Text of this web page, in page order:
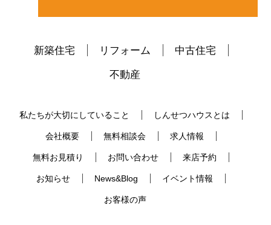
新築住宅 リフォーム
中古住宅
不動産
私たちが大切にしていること しんせつハウスとは
会社概要 無料相談会 求人情報
無料お見積り お問い合わせ 来店予約
お知らせ News&Blog イベント情報
お客様の声